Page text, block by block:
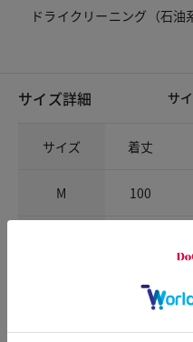
ドライクリーニング（石油
サイズ詳細 サ
サイズ 着丈
M 100
チャット相談をする